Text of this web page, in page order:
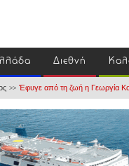
Διεθνή
>> Έφυγε από τη ζωή η Γεωργία